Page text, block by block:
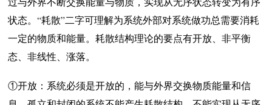
状态。“耗散”二字可理解为系统外部对系统做功总需要消耗
一定的物质和能量。耗散结构理论的要点有开放、非平衡
态、非线性、涨落。
①开放：系统必须是开放的，能与外界交换物质能量和信